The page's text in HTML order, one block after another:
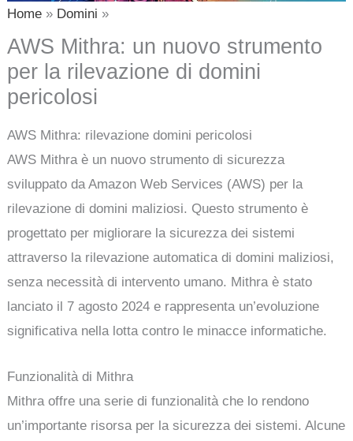
Home Domini
AWS Mithra: un nuovo strumento
per la rilevazione di domini
pericolosi
AWS Mithra: rilevazione domini pericolosi
AWS Mithra è un nuovo strumento di sicurezza
sviluppato da Amazon Web Services (AWS) per la
rilevazione di domini maliziosi. Questo strumento è
progettato per migliorare la sicurezza dei sistemi
attraverso la rilevazione automatica di domini maliziosi,
senza necessità di intervento umano. Mithra è stato
lanciato il 7 agosto 2024 e rappresenta un’evoluzione
significativa nella lotta contro le minacce informatiche.
Funzionalità di Mithra
Mithra offre una serie di funzionalità che lo rendono
un’importante risorsa per la sicurezza dei sistemi. Alcune